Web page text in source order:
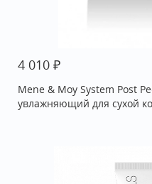
4 010 ₽
Mene & Moy System Post
увлажняющий для сухой